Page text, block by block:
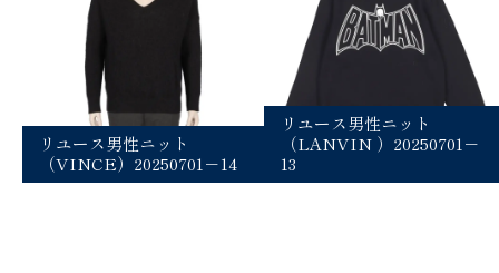
リユース男性ニット
（VINCE）20250701－14
リユース男性ニット
（LANVIN ）20250701－
13